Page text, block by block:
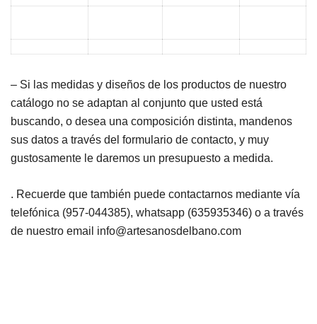
– Si las medidas y diseños de los productos de nuestro
catálogo no se adaptan al conjunto que usted está
buscando, o desea una composición distinta, mandenos
sus datos a través del formulario de contacto, y muy
gustosamente le daremos un presupuesto a medida.
. Recuerde que también puede contactarnos mediante vía
telefónica (957-044385), whatsapp (635935346) o a través
de nuestro email info@artesanosdelbano.com